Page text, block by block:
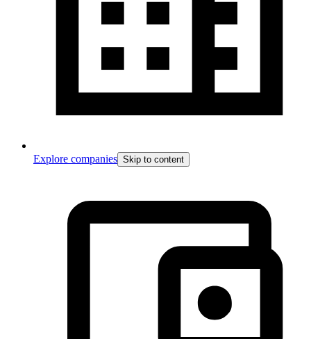
Explore companies Skip to content